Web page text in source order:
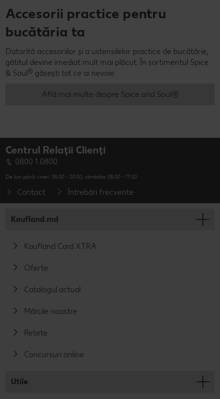
Accesorii practice pentru
bucătăria ta
Datorită accesoriilor și a ustensilelor practice de bucătărie,
gătitul devine imediat mult mai plăcut. În sortimentul Spice
& Soul® găsești tot ce ai nevoie.
Află mai multe despre Spice and Soul®
Centrul Relații Clienți
0800 1 0800
De luni până vineri: 08:00 - 20:00; sâmbăta: 08:00 - 17:00
Contact Întrebări frecvente
Kaufland.md
Kaufland Card XTRA
Oferte
Catalogul actual
Mărcile noastre
Rețete
Concursuri online
Utile